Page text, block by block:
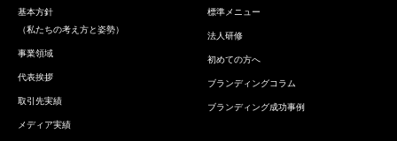
基本方針
（私たちの考え方と姿勢）
事業領域
代表挨拶
取引先実績
メディア実績
標準メニュー
法人研修
初めての方へ
ブランディングコラム
ブランディング成功事例